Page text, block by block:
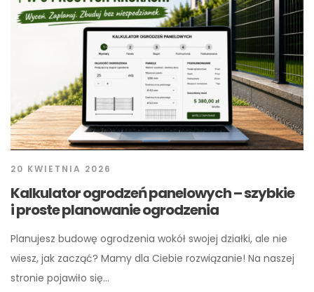
20 KWIETNIA 2026
Kalkulator ogrodzeń panelowych – szybkie
i proste planowanie ogrodzenia
Planujesz budowę ogrodzenia wokół swojej działki, ale nie
wiesz, jak zacząć? Mamy dla Ciebie rozwiązanie! Na naszej
stronie pojawiło się…